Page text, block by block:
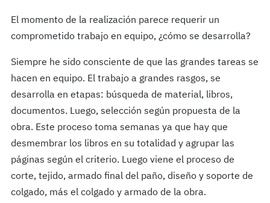
El momento de la realización parece requerir un
comprometido trabajo en equipo, ¿cómo se desarrolla?
Siempre he sido consciente de que las grandes tareas se
hacen en equipo. El trabajo a grandes rasgos, se
desarrolla en etapas: búsqueda de material, libros,
documentos. Luego, selección según propuesta de la
obra. Este proceso toma semanas ya que hay que
desmembrar los libros en su totalidad y agrupar las
páginas según el criterio. Luego viene el proceso de
corte, tejido, armado final del paño, diseño y soporte de
colgado, más el colgado y armado de la obra.